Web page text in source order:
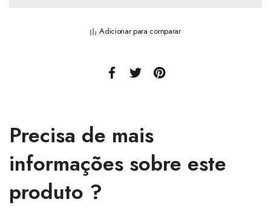
Adicionar para comparar
Precisa de mais
informações sobre este
produto ?